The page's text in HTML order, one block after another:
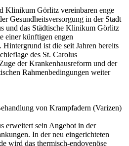
Klinikum Görlitz vereinbaren enge
Gesundheitsversorgung in der Stadt
und das Städtische Klinikum Görlitz
einer künftigen engen
Hintergrund ist die seit Jahren bereits
des St. Carolus
der Krankenhausreform und der
Rahmenbedingungen weiter
von Krampfadern (Varizen)
erweitert sein Angebot in der
In der neu eingerichteten
wird das thermisch-endovenöse